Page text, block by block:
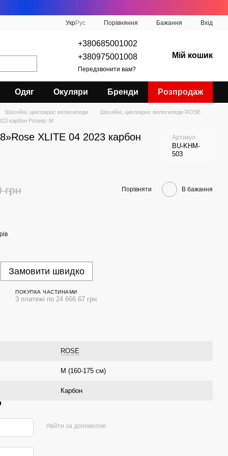
УкрРус Порівняння Бажання Вхід
+380685001002
+380975001008
Передзвонити вам?
Мій кошик
Одяг Окуляри Бренди Розпродаж
Шосейні, циклокрос велосипеди
Шосейні, циклокрос велосипеди ROSE
карбон Розмір: М
XLITE 04 2023 карбон Артикул
BU-KHM-
503
грн Порівняти В бажання
Замовити швидко
ПОКУПКА ЧАСТИНАМИ
3 платежі по 24 666.67 грн
ROSE
M (160-175 см)
Карбон
Увійти за допомогою